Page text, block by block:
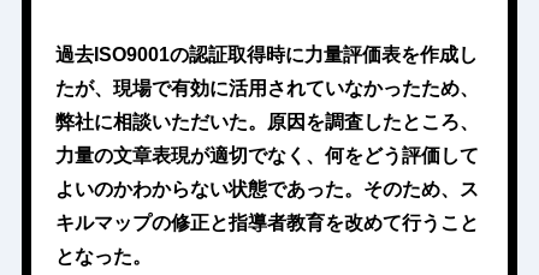
過去ISO9001の認証取得時に力量評価表を作成し
たが、現場で有効に活用されていなかったため、
弊社に相談いただいた。原因を調査したところ、
力量の文章表現が適切でなく、何をどう評価して
よいのかわからない状態であった。そのため、ス
キルマップの修正と指導者教育を改めて行うこと
となった。